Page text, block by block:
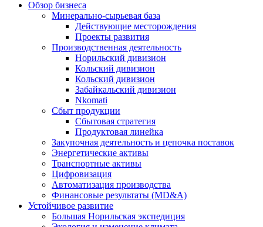
Обзор бизнеса
Минерально-сырьевая база
Действующие месторождения
Проекты развития
Производственная деятельность
Норильский дивизион
Кольский дивизион
Кольский дивизион
Забайкальский дивизион
Nkomati
Сбыт продукции
Сбытовая стратегия
Продуктовая линейка
Закупочная деятельность и цепочка поставок
Энергетические активы
Транспортные активы
Цифровизация
Автоматизация производства
Финансовые результаты (MD&A)
Устойчивое развитие
Большая Норильская экспедиция